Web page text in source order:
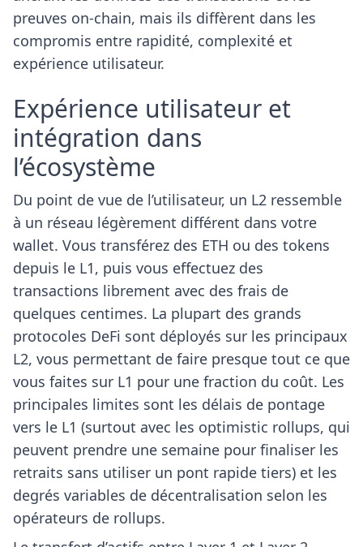
preuves on-chain, mais ils diffèrent dans les
compromis entre rapidité, complexité et
expérience utilisateur.
Expérience utilisateur et
intégration dans
l’écosystème
Du point de vue de l’utilisateur, un L2 ressemble
à un réseau légèrement différent dans votre
wallet. Vous transférez des ETH ou des tokens
depuis le L1, puis vous effectuez des
transactions librement avec des frais de
quelques centimes. La plupart des grands
protocoles DeFi sont déployés sur les principaux
L2, vous permettant de faire presque tout ce que
vous faites sur L1 pour une fraction du coût. Les
principales limites sont les délais de pontage
vers le L1 (surtout avec les optimistic rollups, qui
peuvent prendre une semaine pour finaliser les
retraits sans utiliser un pont rapide tiers) et les
degrés variables de décentralisation selon les
opérateurs de rollups.